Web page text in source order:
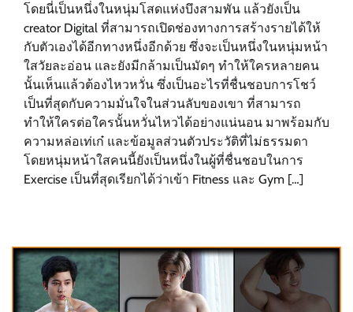
โดยนี่เป็นหนึ่งในหนุ่มโสดแห่งบึงสามพัน แล้วยังเป็น
creator Digital ที่สามารถเปิดช่องทางการสร้างรายได้ให้
กับตัวเองได้อีกทางหนึ่งอีกด้วย ซึ่งจะเป็นหนึ่งในหนุ่มหน้า
ใสวัยละอ่อน และยังมีกล้ามเป็นมัดๆ ทำให้ใครหลายคน
นั้นเห็นแล้วต้องไหวหวั่น ซึ่งเป็นอะไรที่ชื่นชอบการโชว์
เป็นที่สุดกับความมั่นใจในส่วนลับของเขา ที่สามารถ
ทำให้ใครต่อใครนั้นหวั่นไหวได้อย่างแน่นอน มาพร้อมกับ
ความหล่อเท่เก๋ และข้อมูลส่วนตัวประวัติที่ไม่ธรรมดา
โดยหนุ่มหน้าใสคนนี้ยังเป็นหนึ่งในผู้ที่ชื่นชอบในการ
Exercise เป็นที่สุดเรียกได้ว่าเข้า Fitness และ Gym […]